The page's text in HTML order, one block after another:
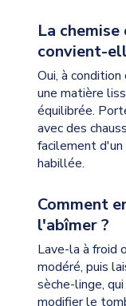
La
convient-
Oui, à
une matière
équilibrée.
avec des
facilement
habillée.
Comment
l'abîmer ?
Lave-la à froid
modéré, puis
sèche-linge,
modifier le